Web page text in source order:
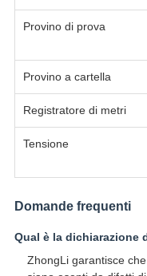
Provino di prova
Provino a cartella
Registratore di metri
Tensione
Domande frequenti
Qual è la dichiarazione
ZhongLi garantisce